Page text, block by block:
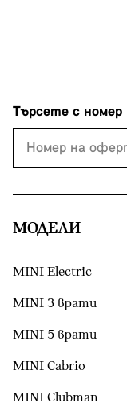
Търсете с
МОДЕЛИ
MINI Electric
MINI 3 врати
MINI 5 врати
MINI Cabrio
MINI Clubman